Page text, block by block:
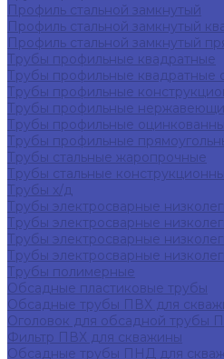
Профиль стальной замкнутый
Профиль стальной замкнутый
Профиль стальной замкнутый
Трубы профильные квадратные
Трубы профильные квадратные
Трубы профильные
Трубы профильные
Трубы профильные
Трубы профильные
Трубы стальные жаропрочные
Трубы стальные
Трубы х/д
Трубы электросварные
Трубы электросварные
Трубы электросварные
Трубы электросварные
Трубы полимерные
Обсадные пластиковые трубы
Обсадные трубы ПВХ для
Оголовок для обсадной трубы
Фильтр ПВХ для скважины
Обсадные трубы ПНД для